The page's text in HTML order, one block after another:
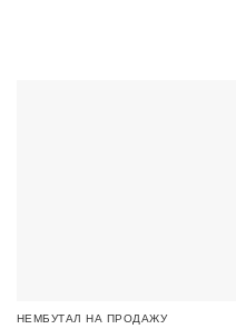
НЕМБУТАЛ НА ПРОДАЖУ